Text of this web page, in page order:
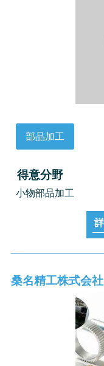
部品加工
得意分野
小物部品加工
桑名精工株式会社